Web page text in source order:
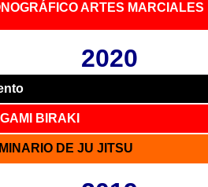
ARTES MARCIALES
2020
BIRAKI
DE JU JITSU